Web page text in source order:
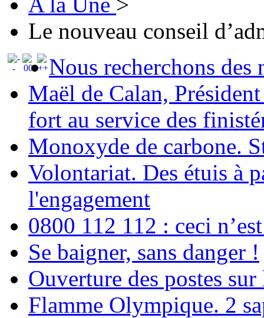
Le nouveau conseil
Nous recherchons des
Maël de Calan,
fort au service des
Monoxyde de carbone.
Volontariat. Des étuis à
l'engagement
0800 112 112 : ceci
Se baigner, sans danger !
Ouverture des postes sur
Flamme Olympique. 2